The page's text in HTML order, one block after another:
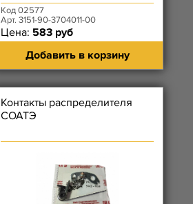
Код 02577
Арт. 3151-90-3704011-00
Цена: 583 руб
Добавить в корзину
Контакты распределителя
СОАТЭ